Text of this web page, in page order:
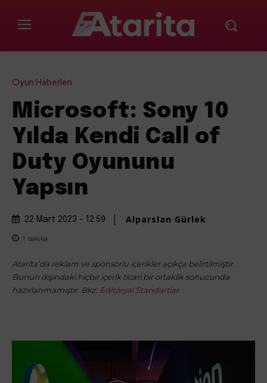
Oyun Haberleri
Microsoft: Sony 10
Yılda Kendi Call of
Duty Oyununu
Yapsın
22 Mart 2023 - 12:59 Alparslan Gürlek
1 dakika
Atarita'da reklam ve sponsorlu içerikler açıkça belirtilmiştir.
Bunun dışındaki hiçbir içerik ticari bir ortaklık sonucunda
hazırlanmamıştır. Bkz: Editöryal Standartlar